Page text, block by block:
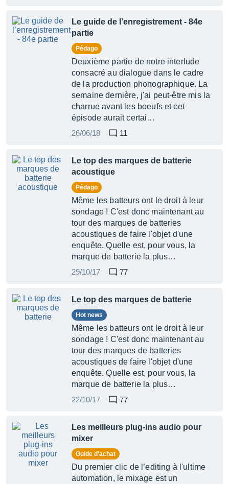
Le guide de l’enregistrement - 84e
partie
Pédago
Deuxième partie de notre interlude
consacré au dialogue dans le cadre
de la production phonographique. La
semaine dernière, j'ai peut-être mis la
charrue avant les boeufs et cet
épisode aurait certai…
26/06/18
11
Le top des marques de batterie
acoustique
Pédago
Même les batteurs ont le droit à leur
sondage ! C'est donc maintenant au
tour des marques de batteries
acoustiques de faire l'objet d'une
enquête. Quelle est, pour vous, la
marque de batterie la plus…
29/10/17
77
Le top des marques de batterie
Hot news
Même les batteurs ont le droit à leur
sondage ! C'est donc maintenant au
tour des marques de batteries
acoustiques de faire l'objet d'une
enquête. Quelle est, pour vous, la
marque de batterie la plus…
22/10/17
77
Les meilleurs plug-ins audio pour
mixer
Guide d’achat
Du premier clic de l’editing à l'ultime
automation, le mixage est un